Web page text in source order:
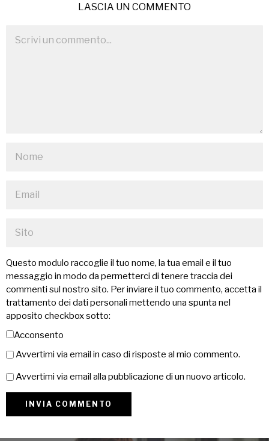
LASCIA UN COMMENTO
Questo modulo raccoglie il tuo nome, la tua email e il tuo
messaggio in modo da permetterci di tenere traccia dei
commenti sul nostro sito. Per inviare il tuo commento, accetta il
trattamento dei dati personali mettendo una spunta nel
apposito checkbox sotto:
Acconsento
Avvertimi via email in caso di risposte al mio commento.
Avvertimi via email alla pubblicazione di un nuovo articolo.